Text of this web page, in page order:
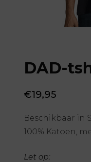
DAD-
€19,95
Beschikbaar in S,
100% Katoen,
Let op: